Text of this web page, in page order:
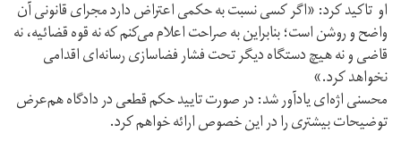
او تاکید کرد: «اگر کسی نسبت به حکمی اعتراض دارد مجرای قانونی آن
واضح و روشن است؛ بنابراین به صراحت اعلام می‌کنم که نه قوه‌ قضائیه، نه
قاضی و نه هیچ دستگاه دیگر تحت فشار فضاسازی رسانه‌ای اقدامی
نخواهد کرد.»
محسنی‌ اژه‌ای یادآور شد: در صورت تایید حکم قطعی در دادگاه هم‌عرض
توضیحات بیشتری را در این خصوص ارائه خواهم کرد.